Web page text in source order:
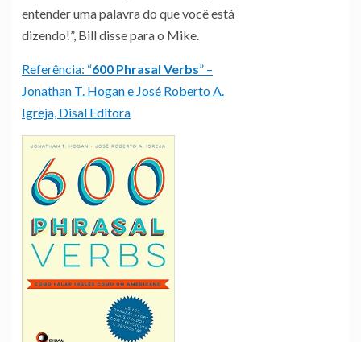
entender uma palavra do que você está
dizendo!”, Bill disse para o Mike.
Referência: “600 Phrasal Verbs” –
Jonathan T. Hogan e José Roberto A.
Igreja, Disal Editora